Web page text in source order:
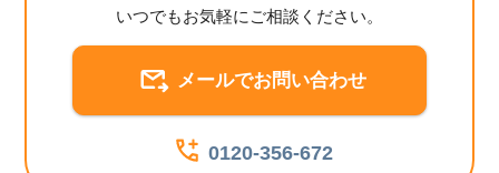
いつでもお気軽にご相談ください。
メールでお問い合わせ
0120-356-672